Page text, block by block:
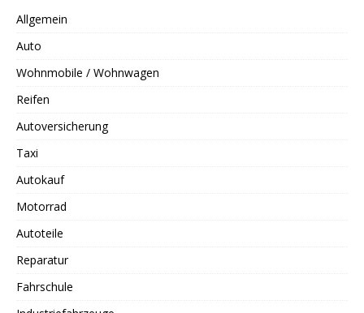
Allgemein
Auto
Wohnmobile / Wohnwagen
Reifen
Autoversicherung
Taxi
Autokauf
Motorrad
Autoteile
Reparatur
Fahrschule